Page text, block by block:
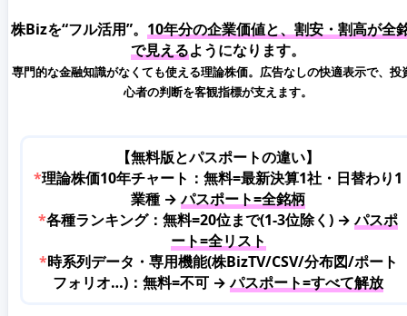
株Bizを“フル活用”。 10年分の企業価値と、割安・割高が全
で見えるようになります。
専門的な金融知識がなくても使える理論株価。広告なしの快適表示で、投
心者の判断を客観指標が支えます。
【無料版とパスポートの違い】
*理論株価10年チャート：無料=最新決算1社・日替わり1
業種 →パスポート=全銘柄
*各種ランキング：無料=20位まで(1-3位除く) →パスポ
ート=全リスト
*時系列データ・専用機能(株BizTV/CSV/分布図/ポート
フォリオ…)：無料=不可 →パスポート=すべて解放